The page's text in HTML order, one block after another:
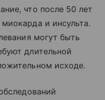
что после 50 лет
и инсульта.
могут быть
длительной
исходе.